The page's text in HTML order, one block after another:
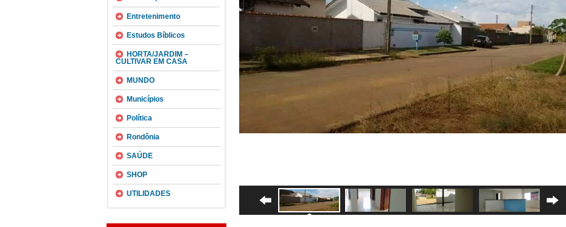
Entretenimento
Estudos Bíblicos
HORTA/JARDIM –
CULTIVAR EM CASA
MUNDO
Municípios
Política
Rondônia
SAÚDE
SHOP
UTILIDADES